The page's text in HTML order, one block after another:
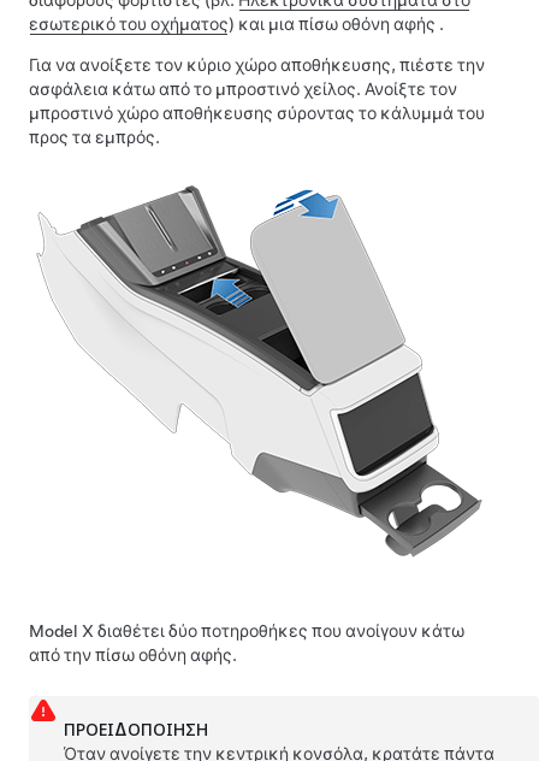
εσωτερικό του οχήματος) και μια πίσω οθόνη αφής .
Για να ανοίξετε τον κύριο χώρο αποθήκευσης, πιέστε την
ασφάλεια κάτω από το μπροστινό χείλος. Ανοίξτε τον
μπροστινό χώρο αποθήκευσης σύροντας το κάλυμμά του
προς τα εμπρός.
Model X διαθέτει δύο ποτηροθήκες που ανοίγουν κάτω
από την πίσω οθόνη αφής.
ΠΡΟΕΙΔΟΠΟΊΗΣΗ
Όταν ανοίγετε την κεντρική κονσόλα, κρατάτε πάντα